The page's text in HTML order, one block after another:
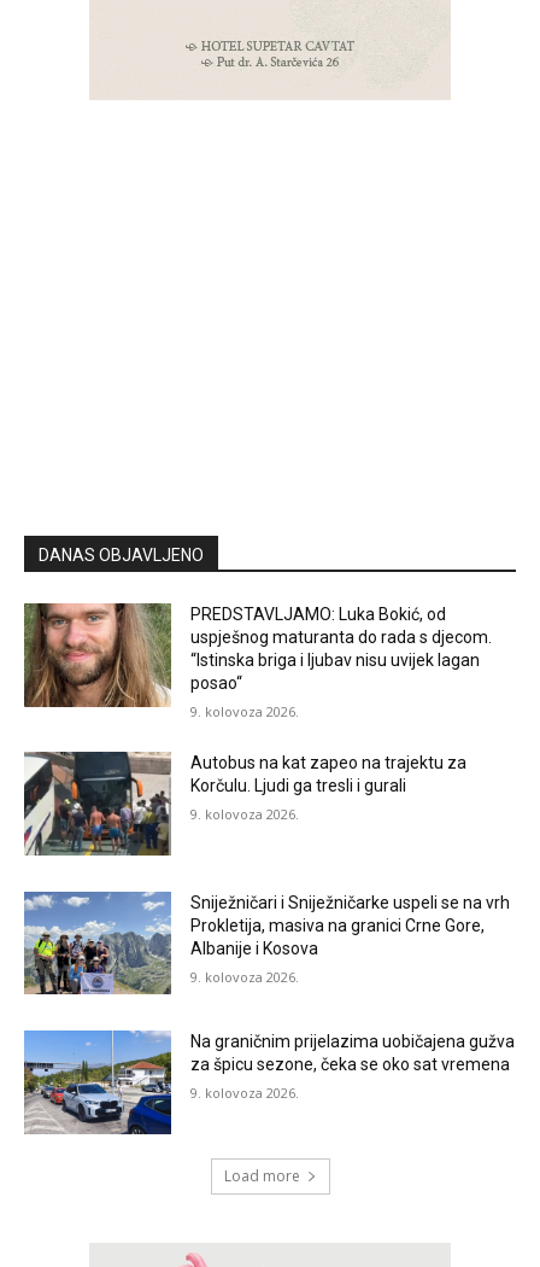
DANAS OBJAVLJENO
PREDSTAVLJAMO: Luka Bokić, od
uspješnog maturanta do rada s djecom.
“Istinska briga i ljubav nisu uvijek lagan
posao“
9. kolovoza 2026.
Autobus na kat zapeo na trajektu za
Korčulu. Ljudi ga tresli i gurali
9. kolovoza 2026.
Sniježničari i Sniježničarke uspeli se na vrh
Prokletija, masiva na granici Crne Gore,
Albanije i Kosova
9. kolovoza 2026.
Na graničnim prijelazima uobičajena gužva
za špicu sezone, čeka se oko sat vremena
9. kolovoza 2026.
Load more